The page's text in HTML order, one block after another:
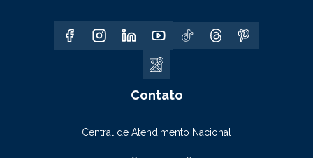
Contato
Central de Atendimento Nacional